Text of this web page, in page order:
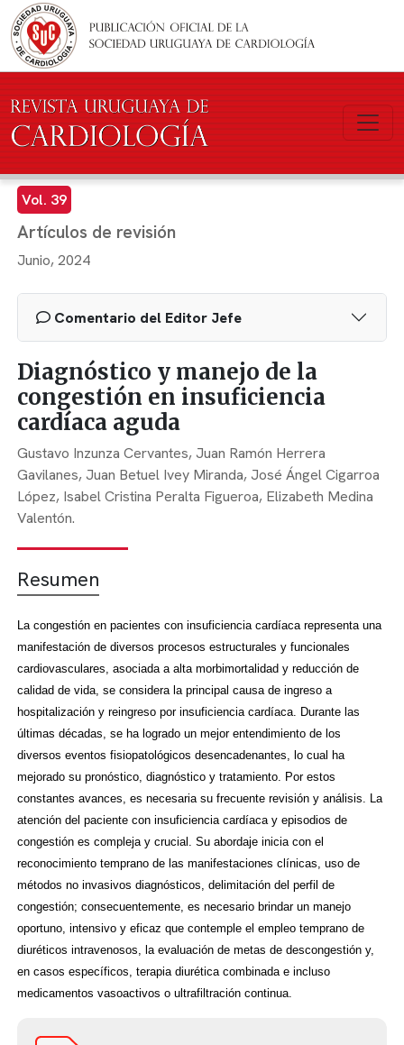
Pasar al contenido principal
Vol. 39
Artículos de revisión
Junio, 2024
Comentario del Editor Jefe
Diagnóstico y manejo de la
congestión en insuficiencia
cardíaca aguda
Gustavo Inzunza Cervantes,Juan Ramón Herrera
Gavilanes,Juan Betuel Ivey Miranda,José Ángel Cigarroa
López, Isabel Cristina Peralta Figueroa, Elizabeth Medina
Valentón.
Resumen
La congestión en pacientes con insuficiencia cardíaca representa una
manifestación de diversos procesos estructurales y funcionales
cardiovasculares, asociada a alta morbimortalidad y reducción de
calidad de vida, se considera la principal causa de ingreso a
hospitalización y reingreso por insuficiencia cardíaca. Durante las
últimas décadas, se ha logrado un mejor entendimiento de los
diversos eventos fisiopatológicos desencadenantes, lo cual ha
mejorado su pronóstico, diagnóstico y tratamiento. Por estos
constantes avances, es necesaria su frecuente revisión y análisis. La
atención del paciente con insuficiencia cardíaca y episodios de
congestión es compleja y crucial. Su abordaje inicia con el
reconocimiento temprano de las manifestaciones clínicas, uso de
métodos no invasivos diagnósticos, delimitación del perfil de
congestión; consecuentemente, es necesario brindar un manejo
oportuno, intensivo y eficaz que contemple el empleo temprano de
diuréticos intravenosos, la evaluación de metas de descongestión y,
en casos específicos, terapia diurética combinada e incluso
medicamentos vasoactivos o ultrafiltración continua.